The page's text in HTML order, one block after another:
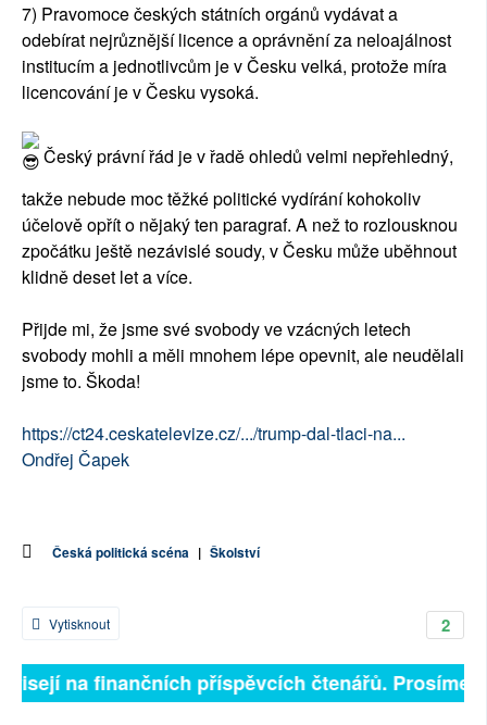
7) Pravomoce českých státních orgánů vydávat a
odebírat nejrůznější licence a oprávnění za neloajálnost
institucím a jednotlivcům je v Česku velká, protože míra
licencování je v Česku vysoká.
Český právní řád je v řadě ohledů velmi nepřehledný,
takže nebude moc těžké politické vydírání kohokoliv
účelově opřít o nějaký ten paragraf. A než to rozlousknou
zpočátku ještě nezávislé soudy, v Česku může uběhnout
klidně deset let a více.
Přijde mi, že jsme své svobody ve vzácných letech
svobody mohli a měli mnohem lépe opevnit, ale neudělali
jsme to. Škoda!
https://ct24.ceskatelevize.cz/.../trump-dal-tlaci-na...
Ondřej Čapek
Česká politická scéna | Školství
2
Vytisknout
na finančních příspěvcích čtenářů. Prosíme,